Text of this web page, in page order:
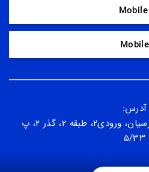
Mobile
Mobile
آدرس:
بازار بزرگ تهران، سرای پارسیان، ورودی۲، طبقه ۲، گذر ۲، پ
۵/۳۳